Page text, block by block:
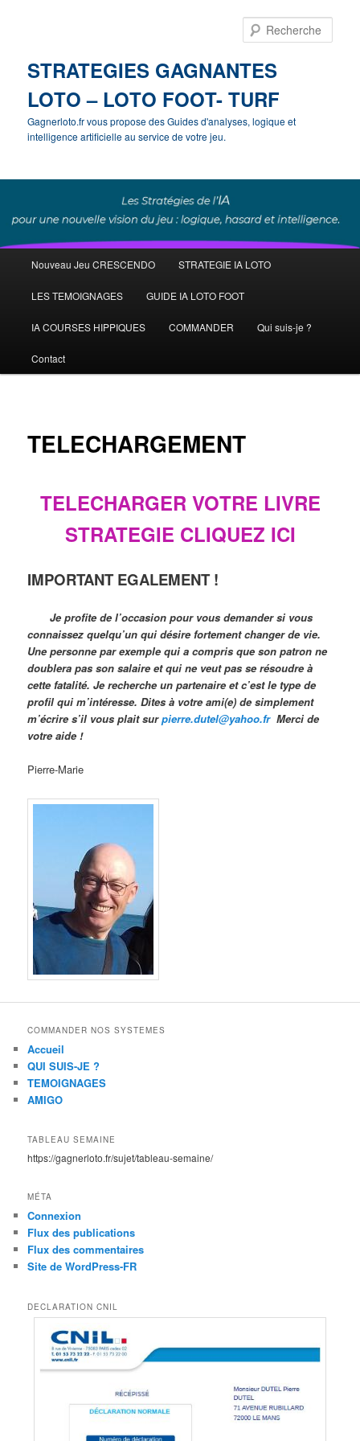
STRATEGIES GAGNANTES
LOTO – LOTO FOOT- TURF
Gagnerloto.fr vous propose des Guides d'analyses, logique et
intelligence artificielle au service de votre jeu.
principal
Aller
au
contenu
Nouveau Jeu CRESCENDO STRATEGIE IA LOTO
LES TEMOIGNAGES GUIDE IA LOTO FOOT
IA COURSES HIPPIQUES COMMANDER Qui suis-je ?
Contact
TELECHARGEMENT
TELECHARGER VOTRE LIVRE
STRATEGIE CLIQUEZ ICI
IMPORTANT EGALEMENT !
Je profite de l’occasion pour vous demander si vous
connaissez quelqu’un qui désire fortement changer de vie.
Une personne par exemple qui a compris que son patron ne
doublera pas son salaire et qui ne veut pas se résoudre à
cette fatalité. Je recherche un partenaire et c’est le type de
profil qui m’intéresse.Dites à votre ami(e) de simplement
m’écrire s’il vous plait surpierre.dutel@yahoo.frMerci de
votre aide !
Pierre-Marie
COMMANDER NOS SYSTEMES
Accueil
QUI SUIS-JE ?
TEMOIGNAGES
AMIGO
TABLEAU SEMAINE
https://gagnerloto.fr/sujet/tableau-semaine/
MÉTA
Connexion
Flux des publications
Flux des commentaires
Site de WordPress-FR
DECLARATION CNIL